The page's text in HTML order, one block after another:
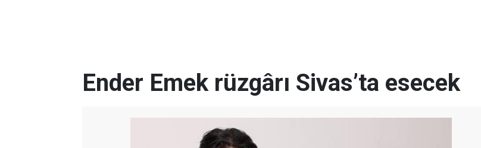
Ender Emek rüzgârı Sivas’ta esecek